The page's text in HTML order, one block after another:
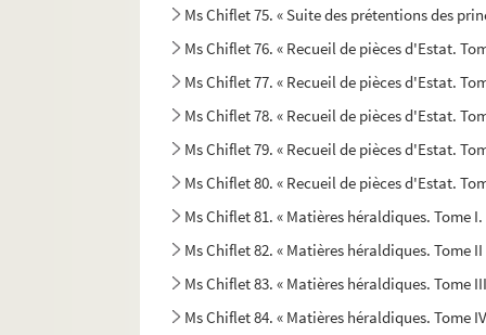
Ms Chiflet 75. « Suite des prétentions des
Ms Chiflet 76. « Recueil de pièces d'Estat.
Ms Chiflet 77. « Recueil de pièces d'Estat.
Ms Chiflet 78. « Recueil de pièces d'Estat.
Ms Chiflet 79. « Recueil de pièces d'Estat.
Ms Chiflet 80. « Recueil de pièces d'Estat.
Ms Chiflet 81. « Matières héraldiques. Tome I.
Ms Chiflet 82. « Matières héraldiques. Tome II
Ms Chiflet 83. « Matières héraldiques. Tome
Ms Chiflet 84. « Matières héraldiques. Tome